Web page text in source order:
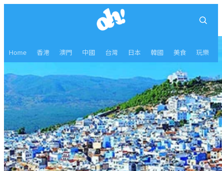
Home 香港 澳門 中國 台灣 日本 韓國 美食 玩樂